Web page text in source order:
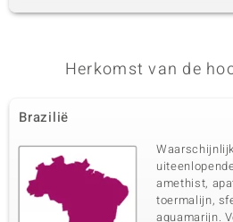
Herkomst van de
Brazilië
amethist,
toermalijn,
aquamarijn.